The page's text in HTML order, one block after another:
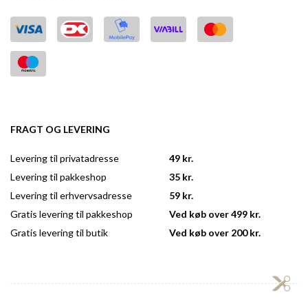
FRAGT OG LEVERING
Levering til privatadresse
Levering til pakkeshop
Levering til erhvervsadresse
Gratis levering til pakkeshop
Gratis levering til butik
49 kr.
35 kr.
59 kr.
Ved køb over 499 kr.
Ved køb over 200 kr.